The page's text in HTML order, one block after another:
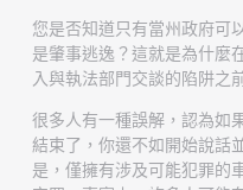
您是否知道只有當州政府可
是肇事逃逸？這就是為什麼
入與執法部門交談的陷阱之
很多人有一種誤解，認為如
結束了，你還不如開始說話
是，僅擁有涉及可能犯罪的